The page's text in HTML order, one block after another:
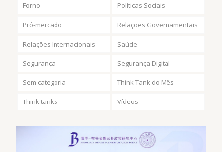
Forno
Políticas Sociais
Pró-mercado Relações Governamentais
Relações Internacionais Saúde
Segurança Segurança Digital
Sem categoria Think Tank do Mês
Think tanks Vídeos